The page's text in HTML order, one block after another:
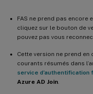
FAS ne prend pas encore
cliquez sur le bouton de
pouvez pas vous
Cette version ne prend en
courants résumés dans
service d’authentification
Azure AD Join